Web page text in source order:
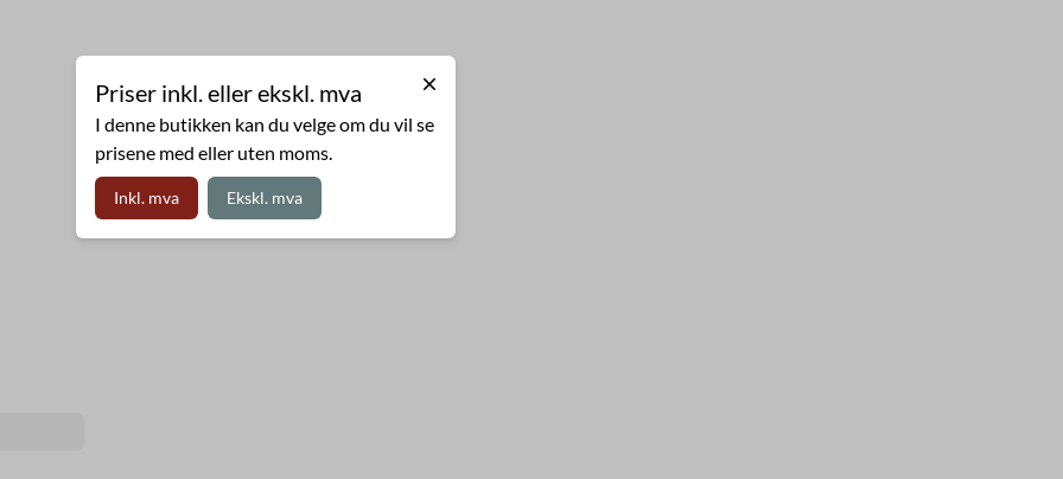
Priser inkl. eller ekskl. mva
I denne butikken kan du velge om du vil se
prisene med eller uten moms.
Inkl. mva Ekskl. mva